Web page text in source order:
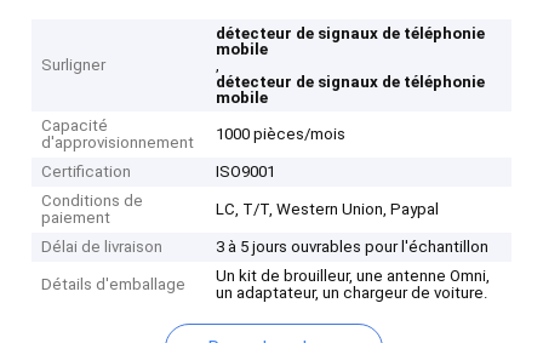
Surligner
détecteur de signaux de téléphonie
mobile
,
détecteur de signaux de téléphonie
mobile
Capacité
d'approvisionnement
1000 pièces/mois
Certification
ISO9001
Conditions de
paiement
LC, T/T, Western Union, Paypal
Délai de livraison 3 à 5 jours ouvrables pour l'échantillon
Détails d'emballage
Un kit de brouilleur, une antenne Omni,
un adaptateur, un chargeur de voiture.